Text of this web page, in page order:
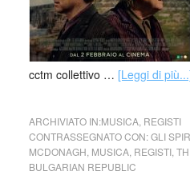
cctm collettivo … [Leggi di
ARCHIVIATO IN:MUSICA, REGISTI
CONTRASSEGNATO CON:GLI
MCDONAGH MUSICA, REGISTI,
BULGARIAN REPUBLIC